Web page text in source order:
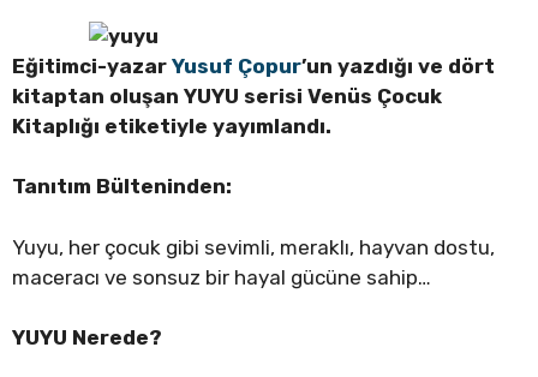
Eğitimci-yazar Yusuf Çopur’un yazdığı ve dört
kitaptan oluşan YUYU serisi Venüs Çocuk
Kitaplığı etiketiyle yayımlandı.
Tanıtım Bülteninden:
Yuyu, her çocuk gibi sevimli, meraklı, hayvan dostu,
maceracı ve sonsuz bir hayal gücüne sahip…
YUYU Nerede?